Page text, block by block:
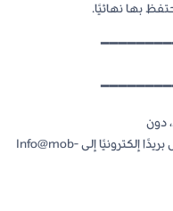
دون
حذف حسابك في ميناس. للقيام بذلك، أرسل بريدًا إلكترونيًا إلى Info@mob-